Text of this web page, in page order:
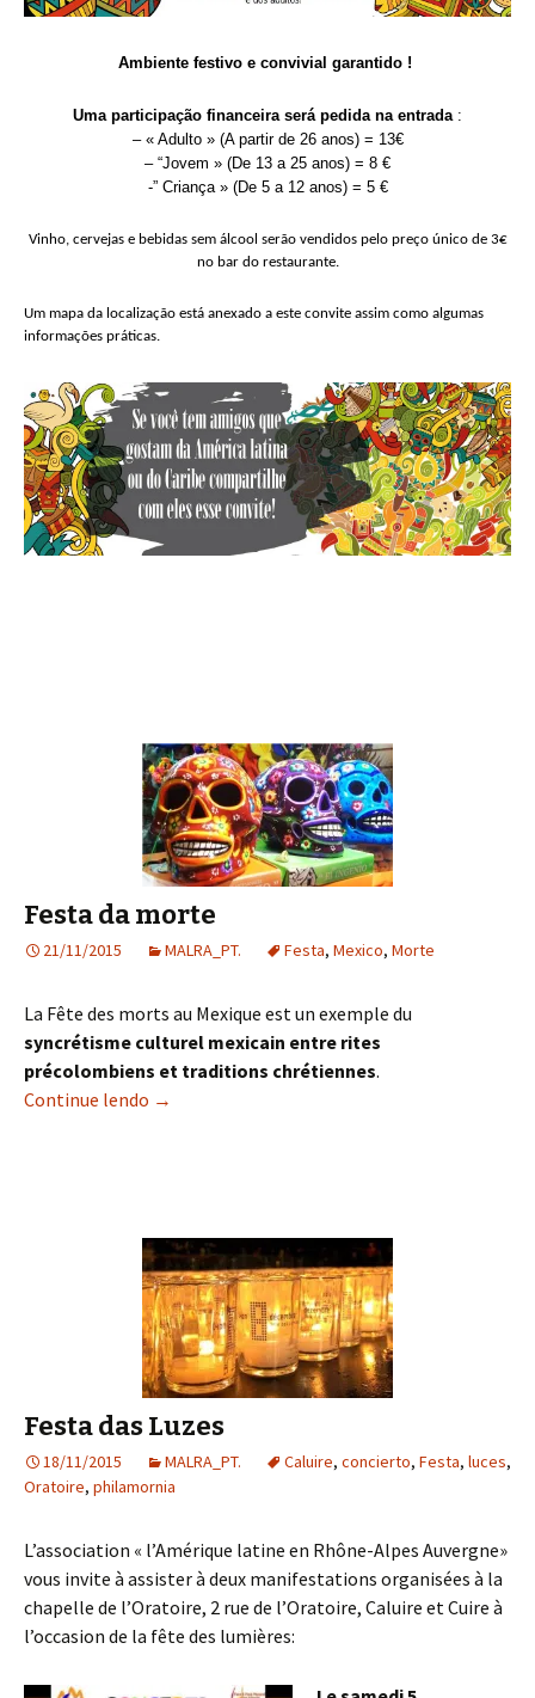
Ambiente festivo e convivial garantido !
Uma participação financeira será pedida na entrada :
– « Adulto » (A partir de 26 anos) = 13€
– “Jovem » (De 13 a 25 anos) = 8 €
-” Criança » (De 5 a 12 anos) = 5 €
Vinho, cervejas e bebidas sem álcool serão vendidos pelo preço único de 3€
no bar do restaurante.
Um mapa da localização está anexado a este convite assim como algumas
informações práticas.
Festa da morte
21/11/2015 MALRA_PT. Festa, Mexico, Morte
La Fête des morts au Mexique est un exemple du
syncrétisme culturel mexicain entre rites
précolombiens et traditions chrétiennes.
Continue lendo Festa da morte
→
Festa das Luzes
18/11/2015 MALRA_PT. Caluire, concierto, Festa, luces,
Oratoire, philamornia
L’association « l’Amérique latine en Rhône-Alpes Auvergne»
vous invite à assister à deux manifestations organisées à la
chapelle de l’Oratoire, 2 rue de l’Oratoire, Caluire et Cuire à
l’occasion de la fête des lumières: